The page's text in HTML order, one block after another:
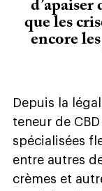
que les
encore
Depuis la
teneur de
spécialisées
entre autres
crèmes et